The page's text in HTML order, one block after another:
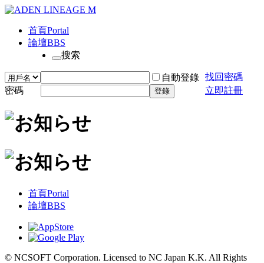
首頁Portal
論壇BBS
搜索
自動登錄 找回密碼
密碼
登錄 立即註冊
首頁Portal
論壇BBS
© NCSOFT Corporation. Licensed to NC Japan K.K. All Rights